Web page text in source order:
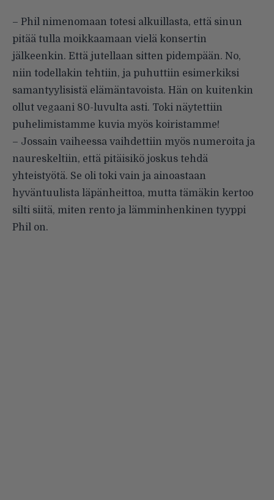
– Phil nimenomaan totesi alkuillasta, että sinun
pitää tulla moikkaamaan vielä konsertin
jälkeenkin. Että jutellaan sitten pidempään. No,
niin todellakin tehtiin, ja puhuttiin esimerkiksi
samantyylisistä elämäntavoista. Hän on kuitenkin
ollut vegaani 80-luvulta asti. Toki näytettiin
puhelimistamme kuvia myös koiristamme!
– Jossain vaiheessa vaihdettiin myös numeroita ja
naureskeltiin, että pitäisikö joskus tehdä
yhteistyötä. Se oli toki vain ja ainoastaan
hyväntuulista läpänheittoa, mutta tämäkin kertoo
silti siitä, miten rento ja lämminhenkinen tyyppi
Phil on.